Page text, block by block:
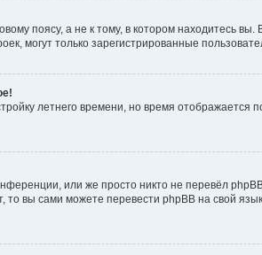
поясу, а не к тому, в котором находитесь
могут только зарегистрированные
летнего времени, но время
или же просто никто не перевёл
то вы сами можете перевести phpBB на свой